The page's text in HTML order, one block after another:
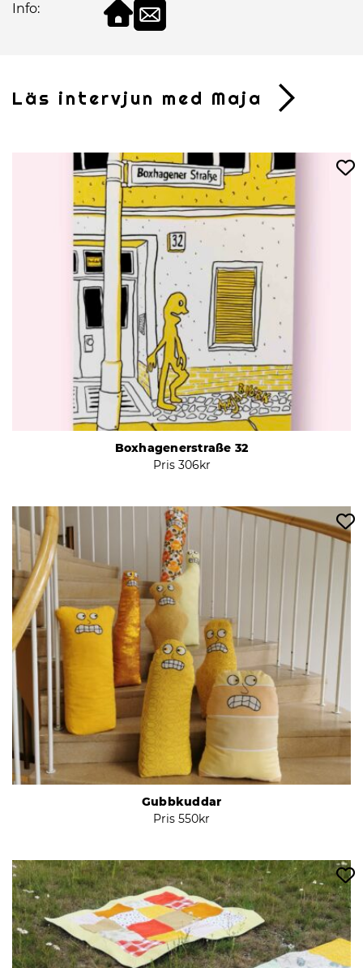
Info:
Läs intervjun med Maja
Boxhagenerstraße 32
Pris 306kr
Gubbkuddar
Pris 550kr